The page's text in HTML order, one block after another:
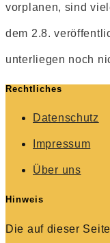
vorplanen, sind
dem 2.8.
unterliegen noch
Rechtliches
Datenschutz
Impressum
Über uns
Hinweis
Die auf dieser